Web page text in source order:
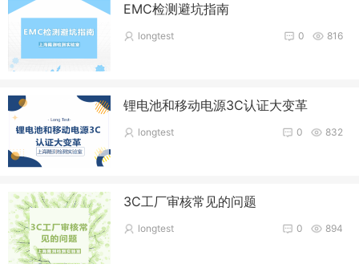
EMC检测避坑指南
816
0
longtest
锂电池和移动电源3C认证大变革
832
0
longtest
3C工厂审核常见的问题
894
0
longtest